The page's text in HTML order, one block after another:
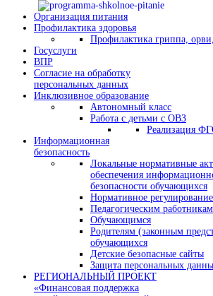
Организация питания
Профилактика здоровья
Профилактика гриппа,
Госуслуги
ВПР
Согласие на обработку
персональных данных
Инклюзивное образование
Автономный класс
Работа с детьми с ОВЗ
Реализация
Информационная
безопасность
Локальные нормативные
обеспечения
безопасности обучающихся
Нормативное регулирование
Педагогическим работникам
Обучающимся
Родителям (законным
обучающихся
Детские безопасные сайты
Защита персональных
РЕГИОНАЛЬНЫЙ ПРОЕКТ
«Финансовая поддержка